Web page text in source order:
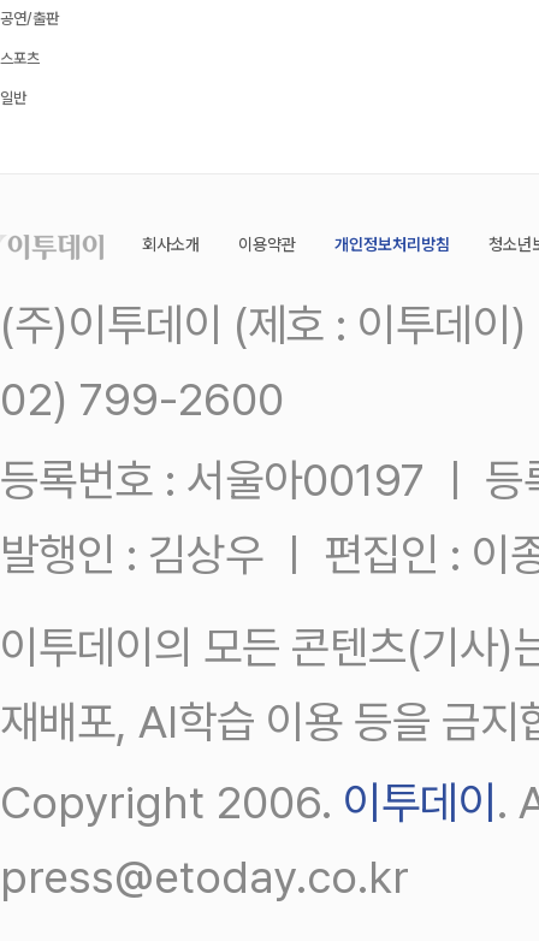
공연/출판
스포츠
일반
회사소개 이용약관 개인정보처리방침 청소년
(주)이투데이 (제호 : 이투데
02) 799-2600
등록번호 : 서울아00197 ㅣ
발행인 : 김상우 ㅣ 편집인 : 이
이투데이의 모든 콘텐츠(기사)
재배포, AI학습 이용 등을 금지
Copyright 2006. 이투데이.
press@etoday.co.kr